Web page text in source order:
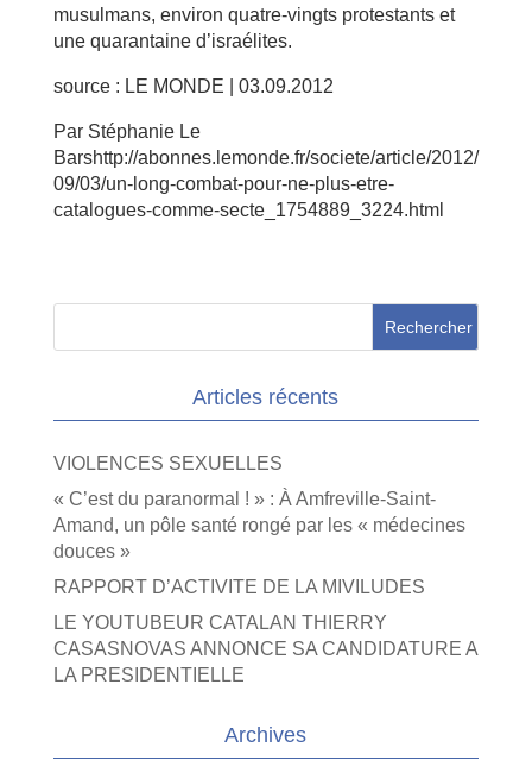
musulmans, environ quatre-vingts protestants et
une quarantaine d’israélites.
source : LE MONDE | 03.09.2012
Par Stéphanie Le
Barshttp://abonnes.lemonde.fr/societe/article/2012/
09/03/un-long-combat-pour-ne-plus-etre-
catalogues-comme-secte_1754889_3224.html
Articles récents
VIOLENCES SEXUELLES
« C’est du paranormal ! » : À Amfreville-Saint-
Amand, un pôle santé rongé par les « médecines
douces »
RAPPORT D’ACTIVITE DE LA MIVILUDES
LE YOUTUBEUR CATALAN THIERRY
CASASNOVAS ANNONCE SA CANDIDATURE A
LA PRESIDENTIELLE
Archives